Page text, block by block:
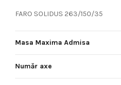
FARO SOLIDUS 263/150/35
Masa Maxima Admisa
Număr axe